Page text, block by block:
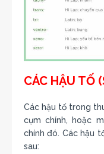
CÁC HẬU TỐ
Các hậu tố trong
cụm chính, hoặc
chính đó. Các hậu
sau: